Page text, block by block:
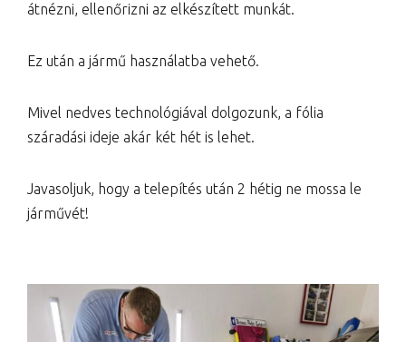
átnézni, ellenőrizni az elkészített munkát.
Ez után a jármű használatba vehető.
Mivel nedves technológiával dolgozunk, a fólia
száradási ideje akár két hét is lehet.
Javasoljuk, hogy a telepítés után 2 hétig ne mossa le
járművét!